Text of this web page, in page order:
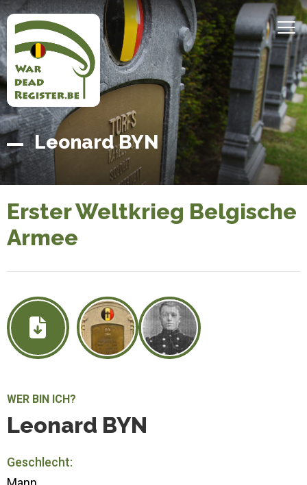
Direkt
zum
Inhalt
Startseite
Belgian
War
Dead
Register
Leonard BYN
Erster Weltkrieg Belgische
Armee
WER BIN ICH?
Leonard BYN
Geschlecht: